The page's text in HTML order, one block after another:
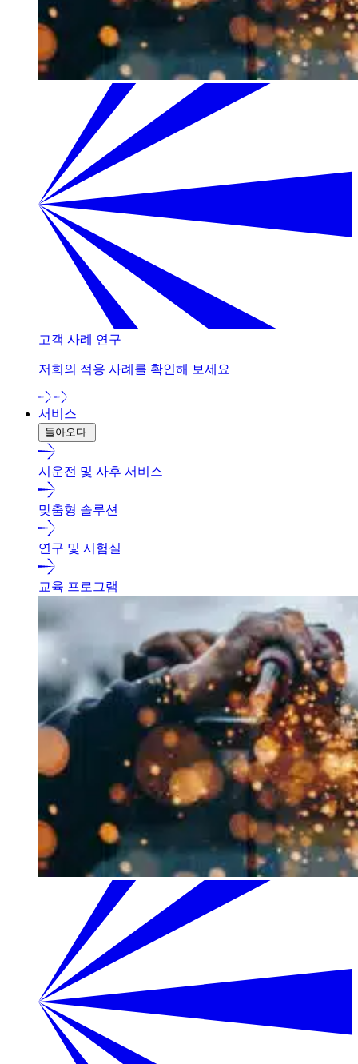
고객 사례 연구
저희의 적용 사례를 확인해 보세요
서비스
돌아오다
시운전 및 사후 서비스
맞춤형 솔루션
연구 및 시험실
교육 프로그램